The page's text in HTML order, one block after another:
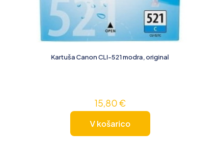
Kartuša Canon CLI-521 modra, original
15,80 €
V košarico